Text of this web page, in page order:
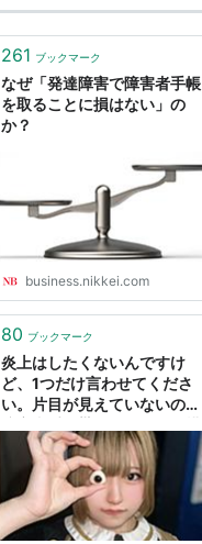
261 ブックマーク
なぜ「発達障害で障害者手帳
を取ることに損はない」の
か？
business.nikkei.com
80 ブックマーク
炎上はしたくないんですけ
ど、1つだけ言わせてくださ
い。片目が見えていないのに
意味わかんなくないです
か！？